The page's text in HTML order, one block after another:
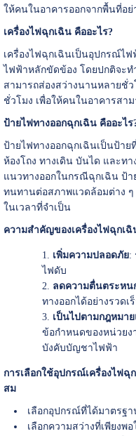
ให้คนในอาคารออกจากพื้นที่อย่
เครื่องไฟฉุกเฉิน คืออะไร?
เครื่องไฟฉุกเฉินเป็นอุปกรณ์ไ
ไฟฟ้าหลักขัดข้อง โดยปกติจะ
สามารถส่องสว่างนานหลายชั่
ชั่วโมง เพื่อให้คนในอาคารสา
ป้ายไฟทางออกฉุกเฉิน คืออะไร
ป้ายไฟทางออกฉุกเฉินเป็นป้า
ห้องโถง ทางเดิน บันได และท
แนวทางออกในกรณีฉุกเฉิน ป้
ทนทานต่อสภาพแวดล้อมต่าง ๆ
ในเวลาที่จำเป็น
ความสำคัญของเครื่องไฟฉุกเ
เพิ่มความปลอดภัย:
ไฟดับ
ลดความตื่นตระหน
ทางออกได้อย่างรวดเ
เป็นไปตามกฎหมา
ข้อกำหนดของหน่วยง
บังคับบัญชาไฟฟ้า
การเลือกใช้อุปกรณ์เครื่องไฟฉุ
สม
เลือกอุปกรณ์ที่ได้มาตรฐ
เลือกความสว่างที่เพียงพ